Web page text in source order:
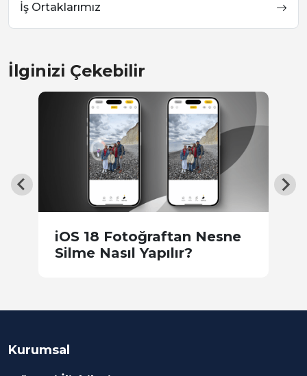
İş Ortaklarımız
İlginizi Çekebilir
iOS 18 Fotoğraftan Nesne
Silme Nasıl Yapılır?
Kurumsal